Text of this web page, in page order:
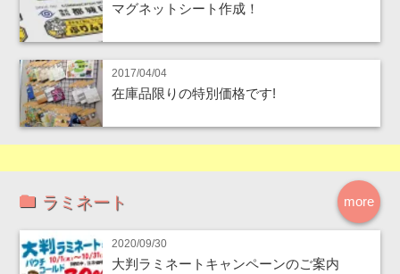
マグネットシート作成！
2017/04/04
在庫品限りの特別価格です!
more
ラミネート
2020/09/30
大判ラミネートキャンペーンのご案内